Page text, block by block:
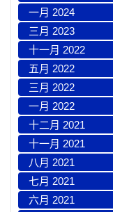
一月 2024
三月 2023
十一月 2022
五月 2022
三月 2022
一月 2022
十二月 2021
十一月 2021
八月 2021
七月 2021
六月 2021